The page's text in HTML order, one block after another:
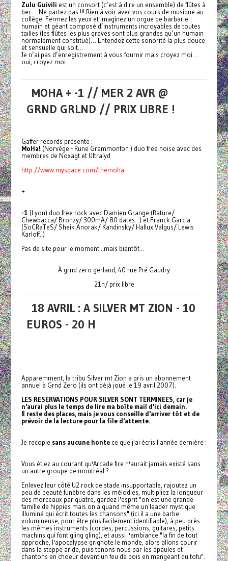
Zulu Guivili est un consort (c’est à dire un ensemble) de flûtes à
bec… Ne partez pas !!! Rien à voir avec vos cours de musique au
collège. Fermez les yeux et imaginez un orgue de barbarie
humain et géant composé d’instruments incroyables de toutes
tailles (les flûtes les plus graves sont plus grandes qu’un humain
normalement constitué)… Entendez cette sonorité la plus douce
et sensuelle qui soit…
Je n’ai pas d’enregistrement à vous fournir mais croyez moi…
oui, croyez moi.
MOHA + -1 // MER 2 AVR @
GRND GRLND // PRIX LIBRE !
Gaffer records présente :
MoHa! (Norvège - Rune Grammonfon ) duo free noise avec des
membres de Noxagt et Ultralyd
http://www.myspace.com/themoha
+
-1 (Lyon) duo free rock avec Damien Grange (Rature/
Chewbacca/ Bronzy/ 300mA/ 80 dates...) et Franck Garcia
(SoCRaTeS/ Sheik Anorak/ Kandinsky/ Hallux Valgus/ Lewis
Karloff..)
Pas de site pour le moment ..mais bientôt...
À grnd zero gerland, 40 rue Pré Gaudry
21h/ prix libre
18 AVRIL : A SILVER MT ZION - 10
EUROS - 20 H
Apparemment, la tribu Silver mt Zion a pris un abonnement
annuel à Grnd Zero (ils ont déjà joué le 19 avril 2007).
LES RESERVATIONS POUR SILVER SONT TERMINEES, car je
n'aurai plus le temps de lire ma boîte mail d'ici demain.
Il reste des places, mais je vous conseille d'arriver tôt et de
prévoir de la lecture pour la file d'attente.
Je recopie sans aucune hontece que j'ai écris l'année dernière :
Vous étiez au courant qu'Arcade fire n'aurait jamais existé sans
un autre groupe de montréal ?
Enlevez leur côté U2 rock de stade insupportable, rajoutez un
peu de beauté funèbre dans les mélodies, multipliez la longueur
des morceaux par quatre, gardez l'esprit "on est une grande
famille de hippies mais on a quand même un leader mystique
illuminé qui écrit toutes les chansons" (ici il a une barbe
volumineuse, pour être plus facilement identifiable), à peu près
les mêmes instruments (cordes, percussions, guitares, petits
machins qui font gling gling), et aussi l'ambiance "la fin de tout
approche, l'apocalypse grignote le monde, alors allons courir
dans la steppe aride, puis tenons nous par les épaules et
chantons en choeur devant un feu de bois en mangeant du tofu".